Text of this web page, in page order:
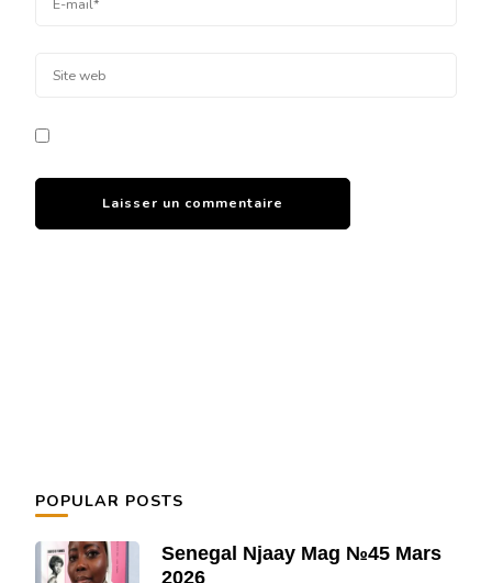
POPULAR POSTS
Senegal Njaay Mag №45 Mars
2026